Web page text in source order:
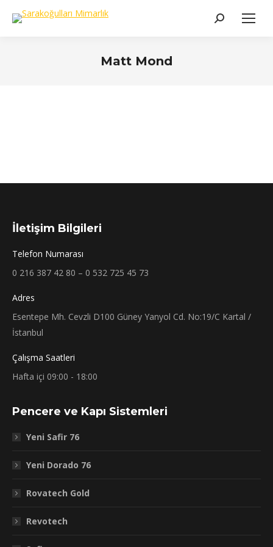
Search:
Matt Mond
İletişim Bilgileri
Telefon Numarası
0 216 387 42 80 – 0 532 725 45 73
Adres
Esentepe Mh. Cevzli D100 Güney Yanyol Cd. No:19/C Kartal /
İstanbul
Çalışma Saatleri
Hafta içi 09:00 - 18:00
Pencere ve Kapı Sistemleri
Yeni Safir 76
Yeni Dorado 76
Rovatech Gold
Revotech